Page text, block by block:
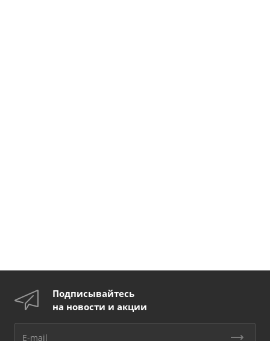
Подписывайтесь
на новости и акции